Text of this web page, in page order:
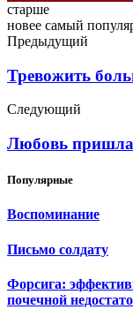
старше
новее самый
Предыдущий
Тревожить
Следующий
Любовь
Популярные
Воспоминание
Письмо солдату
Форсига:
почечной